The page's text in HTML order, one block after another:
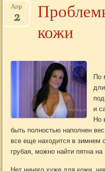
кожи
Апр
2
По
и
Но
быть полностью наполнен
все еще находится в зимнем
грубая, можно найти пятна на